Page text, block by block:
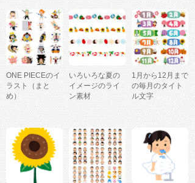
ONE PIECEのイ
ラスト（まと
め）
いろいろな夏の
イメージのライ
ン素材
1月から12月まで
の毎月のタイト
ル文字